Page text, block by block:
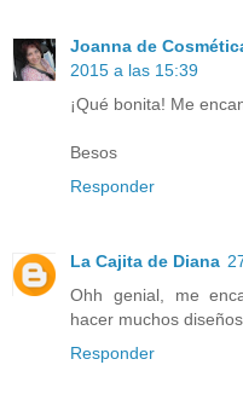
Joanna de
2015 a las 15:39
¡Qué bonita! Me
Besos
Responder
La Cajita de Diana
Ohh genial, me
hacer muchos
Responder